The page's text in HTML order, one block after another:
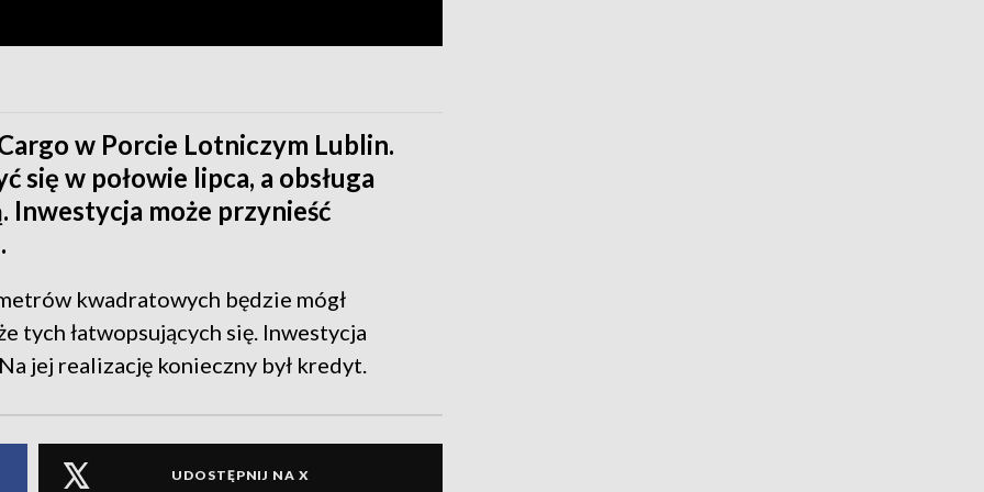
w Porcie Lotniczym Lublin.
się w połowie lipca, a obsługa
Inwestycja może przynieść
kwadratowych będzie mógł
tych łatwopsujących się. Inwestycja
jej realizację konieczny był kredyt.
UDOSTĘPNIJ NA X